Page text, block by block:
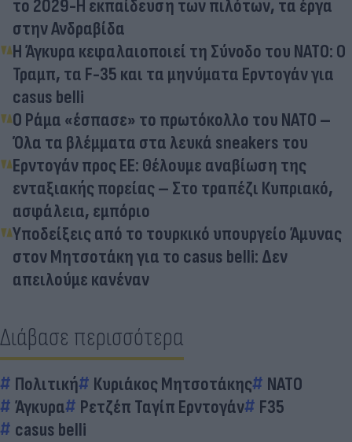
το 2029-Η εκπαίδευση των πιλότων, τα έργα
στην Ανδραβίδα
Η Άγκυρα κεφαλαιοποιεί τη Σύνοδο του ΝΑΤΟ: Ο
Τραμπ, τα F-35 και τα μηνύματα Ερντογάν για
casus belli
Ο Ράμα «έσπασε» το πρωτόκολλο του ΝΑΤΟ –
Όλα τα βλέμματα στα λευκά sneakers του
Ερντογάν προς ΕΕ: Θέλουμε αναβίωση της
ενταξιακής πορείας – Στο τραπέζι Κυπριακό,
ασφάλεια, εμπόριο
Υποδείξεις από το τουρκικό υπουργείο Άμυνας
στον Μητσοτάκη για το casus belli: Δεν
απειλούμε κανέναν
Διάβασε περισσότερα
Πολιτική Κυριάκος Μητσοτάκης
ΝΑΤΟ
Άγκυρα
Ρετζέπ Ταγίπ Ερντογάν
F35
casus belli